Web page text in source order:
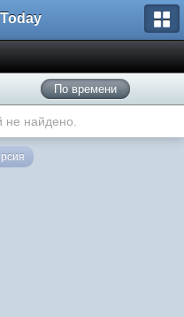
По времени
не найдено.